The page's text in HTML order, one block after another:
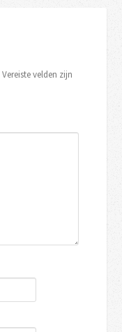
Vereiste velden zijn